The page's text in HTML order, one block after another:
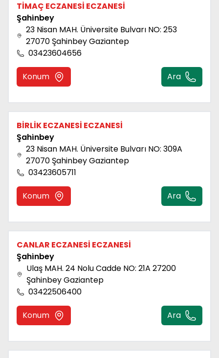
TİMAÇ ECZANESİ ECZANESİ
Şahi̇nbey
23 Nisan MAH. Üniversite Bulvarı NO: 253
27070 Şahinbey Gaziantep
03423604656
Konum Ara
BİRLİK ECZANESİ ECZANESİ
Şahi̇nbey
23 Nisan MAH. Üniversite Bulvarı NO: 309A
27070 Şahinbey Gaziantep
03423605711
Konum Ara
CANLAR ECZANESİ ECZANESİ
Şahi̇nbey
Ulaş MAH. 24 Nolu Cadde NO: 21A 27200
Şahinbey Gaziantep
03422506400
Konum Ara